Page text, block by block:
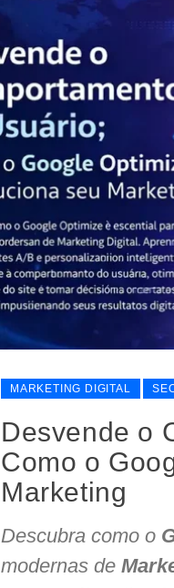
MARKETING DIGITAL
Desvende o
Como o
Marketing
Descubra como o
modernas de